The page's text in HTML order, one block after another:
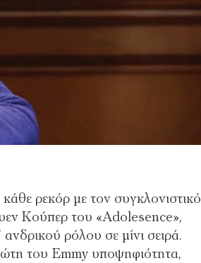
ρεκόρ με τον συγκλονιστικό
Κούπερ του «Adolesence»,
ρόλου σε μίνι σειρά.
του Emmy υποψηφιότητα,